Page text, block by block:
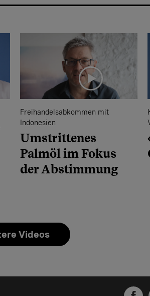
Freihandelsabkommen mit
Indonesien
Umstrittenes
Palmöl im Fokus
der Abstimmung
Videos